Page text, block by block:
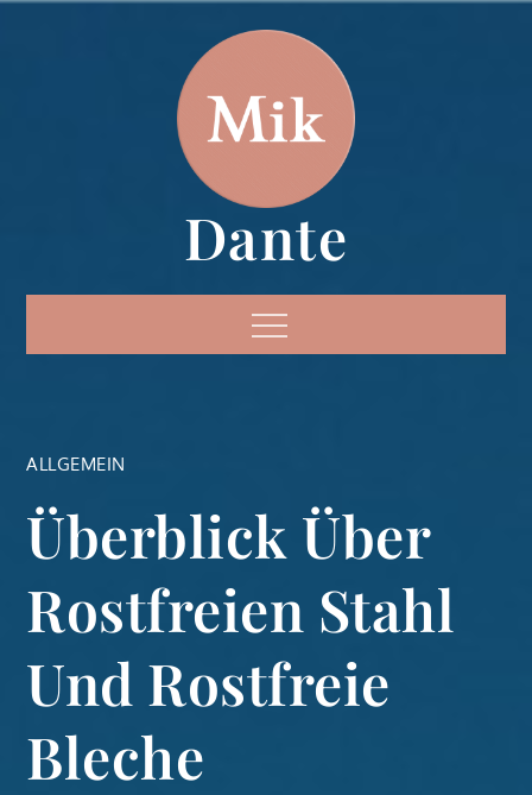
Dante
Menu
ALLGEMEIN
Überblick Über
Rostfreien Stahl
Und Rostfreie
Bleche